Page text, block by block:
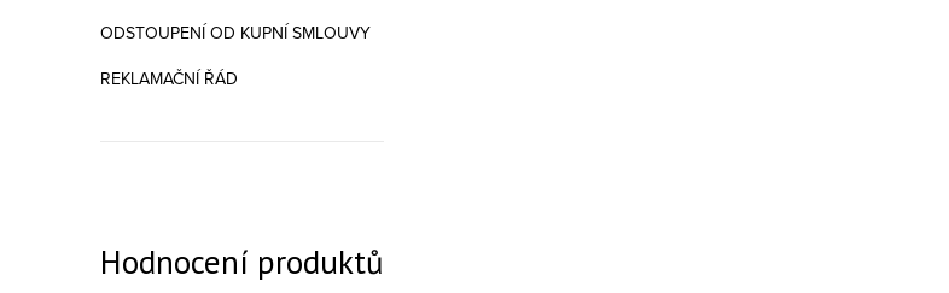
ODSTOUPENÍ OD KUPNÍ SMLOUVY
REKLAMAČNÍ ŘÁD
Hodnocení produktů